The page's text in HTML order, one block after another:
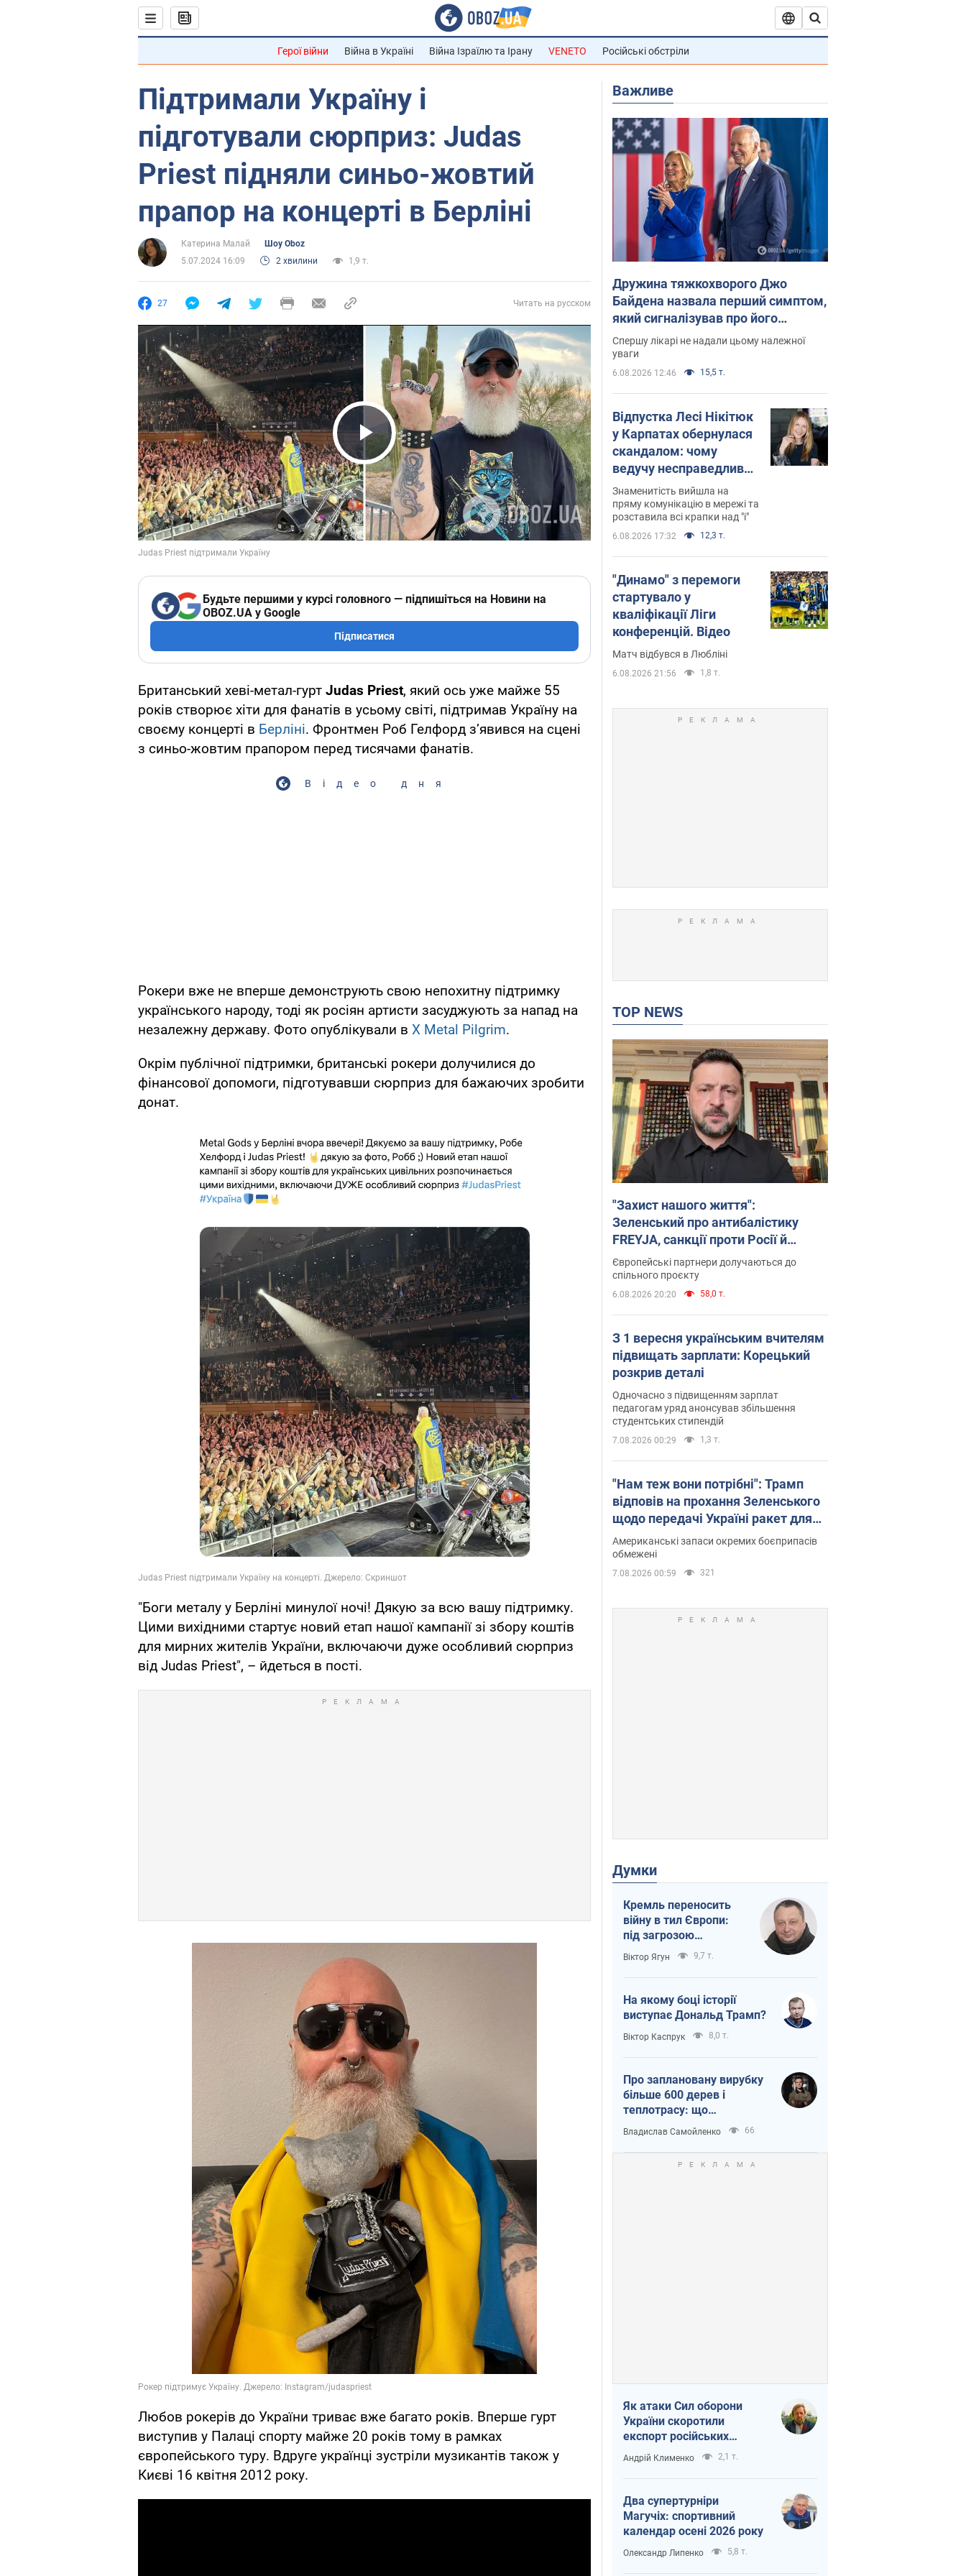
Герої війни Війна в Україні Війна Ізраїлю та Ірану VENETO Російські обстріли
Підтримали Україну і
підготували сюрприз: Judas
Priest підняли синьо-жовтий
прапор на концерті в Берліні
Катерина Малай
Шоу Oboz
5.07.2024 16:09
2 хвилини 1,9 т.
27 Читать на русском
Play Video
Будьте першими у курсі головного — підпишіться на Новини на
OBOZ.UA у Google
Підписатися
Британський хеві-метал-гурт Judas Priest, який ось уже майже 55
років створює хіти для фанатів в усьому світі, підтримав Україну на
своєму концерті в Берліні. Фронтмен Роб Гелфорд зʼявився на сцені
з синьо-жовтим прапором перед тисячами фанатів.
Відео дня
Рокери вже не вперше демонструють свою непохитну підтримку
українського народу, тоді як росіян артисти засуджують за напад на
незалежну державу. Фото опублікували в Х Metal Pilgrim.
Окрім публічної підтримки, британські рокери долучилися до
фінансової допомоги, підготувавши сюрприз для бажаючих зробити
донат.
"Боги металу у Берліні минулої ночі! Дякую за всю вашу підтримку.
Цими вихідними стартує новий етап нашої кампанії зі збору коштів
для мирних жителів України, включаючи дуже особливий сюрприз
від Judas Priest", – йдеться в пості.
Любов рокерів до України триває вже багато років. Вперше гурт
виступив у Палаці спорту майже 20 років тому в рамках
європейського туру. Вдруге українці зустріли музикантів також у
Києві 16 квітня 2012 року.
Важливе
Дружина тяжкохворого Джо
Байдена назвала перший симптом,
який сигналізував про його
"агресивний" рак
Спершу лікарі не надали цьому належної
уваги
6.08.2026 12:46 15,5 т.
Відпустка Лесі Нікітюк
у Карпатах обернулася
скандалом: чому
ведучу несправедливо
захейтили
Знаменитість вийшла на
пряму комунікацію в мережі та
розставила всі крапки над "і"
6.08.2026 17:32 12,3 т.
"Динамо" з перемоги
стартувало у
кваліфікації Ліги
конференцій. Відео
Матч відбувся в Любліні
6.08.2026 21:56 1,8 т.
TOP NEWS
"Захист нашого життя":
Зеленський про антибалістику
FREYJA, санкції проти Росії й
підтримку аграріїв. Відео
Європейські партнери долучаються до
спільного проєкту
6.08.2026 20:20 58,0 т.
З 1 вересня українським вчителям
підвищать зарплати: Корецький
розкрив деталі
Одночасно з підвищенням зарплат
педагогам уряд анонсував збільшення
студентських стипендій
7.08.2026 00:29 1,3 т.
"Нам теж вони потрібні": Трамп
відповів на прохання Зеленського
щодо передачі Україні ракет для
Patriot
Американські запаси окремих боєприпасів
обмежені
7.08.2026 00:59 321
Думки
Кремль переносить
війну в тил Європи:
під загрозою
критична логістика
Віктор Ягун 9,7 т.
На якому боці історії
виступає Дональд Трамп?
Віктор Каспрук 8,0 т.
Про заплановану вирубку
більше 600 дерев і
теплотрасу: що
відбувається на Теремках
у Києві
Владислав Самойленко 66
Як атаки Сил оборони
України скоротили
експорт російських
нафтопродуктів
Андрій Клименко 2,1 т.
Два супертурніри
Магучіх: спортивний
календар осені 2026 року
Олександр Липенко 5,8 т.